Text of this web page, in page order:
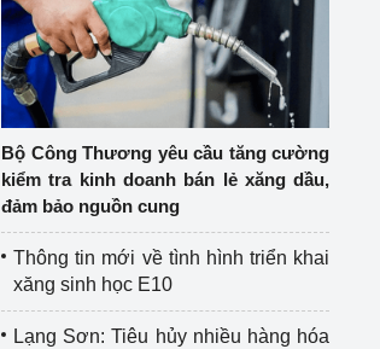
Bộ Công Thương yêu cầu tăng cường
kiểm tra kinh doanh bán lẻ xăng dầu,
đảm bảo nguồn cung
Thông tin mới về tình hình triển khai
xăng sinh học E10
Lạng Sơn: Tiêu hủy nhiều hàng hóa